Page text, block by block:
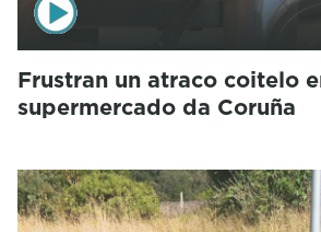
Frustran un atraco coitelo
supermercado da Coruña